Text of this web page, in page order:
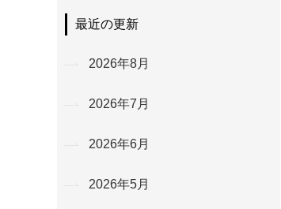
最近の更新
2026年8月
2026年7月
2026年6月
2026年5月